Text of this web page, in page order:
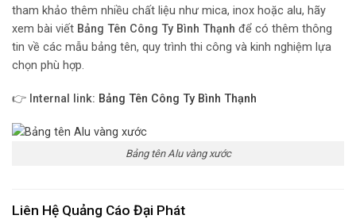
tham khảo thêm nhiều chất liệu như mica, inox hoặc alu, hãy
xem bài viết Bảng Tên Công Ty Bình Thạnh để có thêm thông
tin về các mẫu bảng tên, quy trình thi công và kinh nghiệm lựa
chọn phù hợp.
👉 Internal link: Bảng Tên Công Ty Bình Thạnh
Bảng tên Alu vàng xước
Liên Hệ Quảng Cáo Đại Phát